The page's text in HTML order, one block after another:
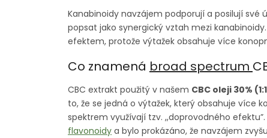
Kanabinoidy navzájem podporují a posilují
popsat jako synergický vztah mezi kanabinoidy.
efektem, protože výtažek obsahuje více
Co znamená broad spectrum
CBC extrakt použitý v našem CBC oleji 30%
to, že se jedná o výtažek, který obsahuje více
spektrem využívají tzv. ,,doprovodného
flavonoidy a bylo prokázáno, že navzájem